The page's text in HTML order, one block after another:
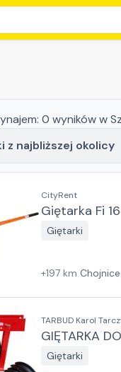
0 wynikóww
z najbliższej okolicy
CityRent
Giętarka Fi 16
Giętarki
+197 km Chojnice
TARBUD Karol
GIĘTARKA
Giętarki